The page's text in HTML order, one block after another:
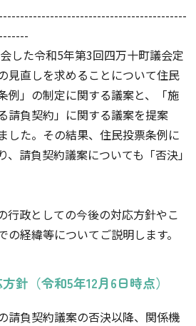
した令和5年第3回四万十町議会定
見直しを求めることについて住民
例」の制定に関する議案と、「施
請負契約」に関する議案を提案
した。その結果、住民投票条例に
請負契約議案についても「否決」
行政としての今後の対応方針やこ
経緯等についてご説明します。
針（令和5年12月6日時点）
請負契約議案の否決以降、関係機